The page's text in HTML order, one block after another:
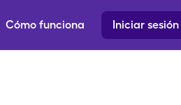
Iniciar sesión
Cómo funciona